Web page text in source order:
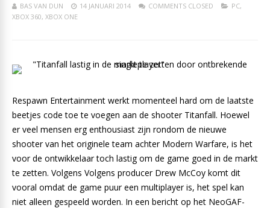
BAS VAN DUN 14 JANUARI 2014 COMMENTS CLOSED PC,
XBOX 360, XBOX ONE
Respawn Entertainment werkt momenteel hard om de laatste
beetjes code toe te voegen aan de shooter Titanfall. Hoewel
er veel mensen erg enthousiast zijn rondom de nieuwe
shooter van het originele team achter Modern Warfare, is het
voor de ontwikkelaar toch lastig om de game goed in de markt
te zetten. Volgens Volgens producer Drew McCoy komt dit
vooral omdat de game puur een multiplayer is, het spel kan
niet alleen gespeeld worden. In een bericht op het NeoGAF-